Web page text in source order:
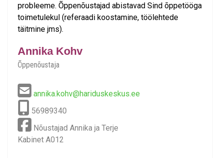
probleeme. Õppenõustajad abistavad Sind õppetööga
toimetulekul (referaadi koostamine, töölehtede
täitmine jms).
Annika Kohv
Õppenõustaja
annika.kohv@hariduskeskus.ee
56989340
Nõustajad Annika ja Terje
Kabinet A012